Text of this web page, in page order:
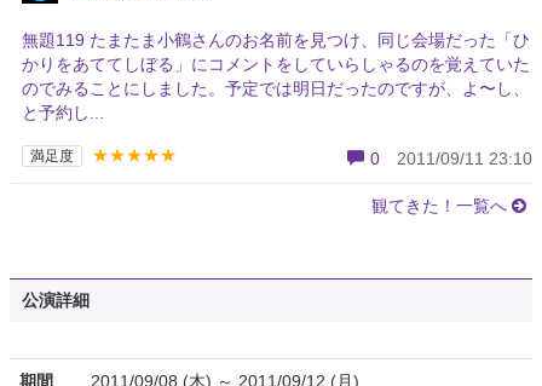
無題119 たまたま小鶴さんのお名前を見つけ、同じ会場だった「ひ
かりをあててしぼる」にコメントをしていらしゃるのを覚えていた
のでみることにしました。予定では明日だったのですが、よ〜し、
と予約し...
満足度 ★★★★★ 0 2011/09/11 23:10
観てきた！一覧へ
公演詳細
期間 2011/09/08 (木) ～ 2011/09/12 (月)